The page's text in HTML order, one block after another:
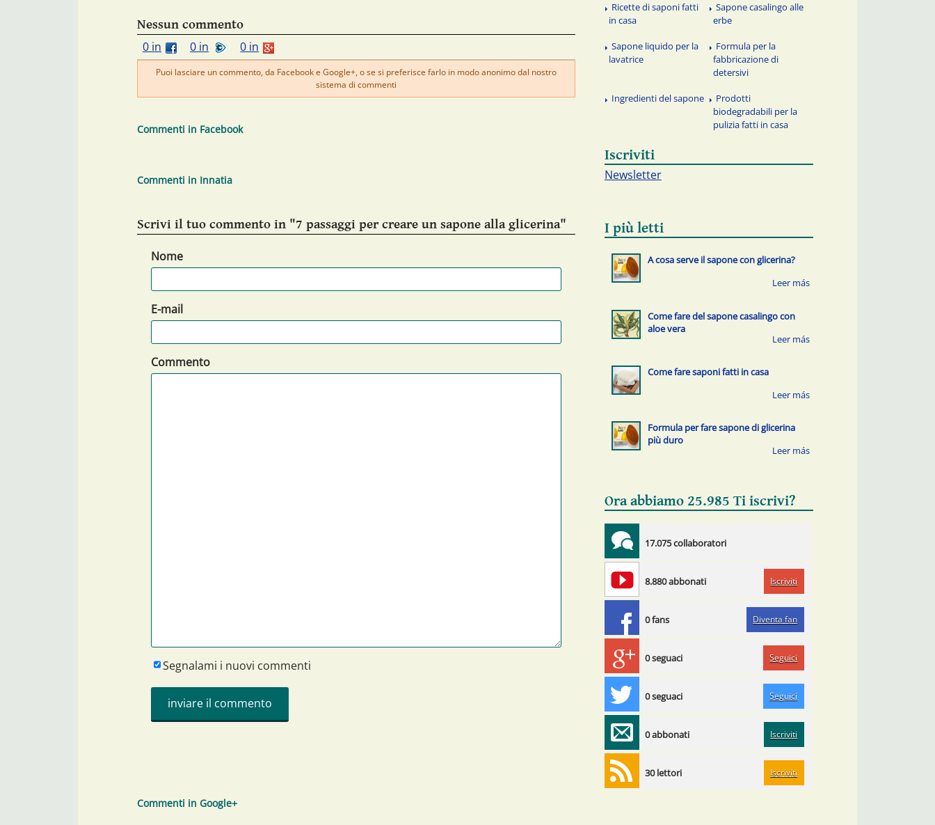
Nessun commento
0 in
0 in 0 in
Puoi lasciare un commento, da Facebook e Google+, o se si preferisce farlo in modo anonimo dal nostro
sistema di commenti
Commenti in Facebook
Commenti in Innatia
Scrivi il tuo commento in "7 passaggi per creare un sapone alla glicerina"
Nome
E-mail
Commento
Segnalami i nuovi commenti
Commenti in Google+
Ricette di saponi fatti
in casa
Sapone casalingo alle
erbe
Sapone liquido per la
lavatrice
Formula per la
fabbricazione di
detersivi
Ingredienti del sapone
Prodotti
biodegradabili per la
pulizia fatti in casa
Iscriviti
Newsletter
I più letti
A cosa serve il sapone con glicerina?
Come fare del sapone casalingo con
aloe vera
Come fare saponi fatti in casa
Formula per fare sapone di glicerina
più duro
Ora abbiamo 25.985 Ti iscrivi?
17.075 collaboratori
8.880 abbonati Iscriviti
0 fans Diventa fan
0 seguaci Seguici
0 seguaci Seguici
0 abbonati Iscriviti
30 lettori Iscriviti